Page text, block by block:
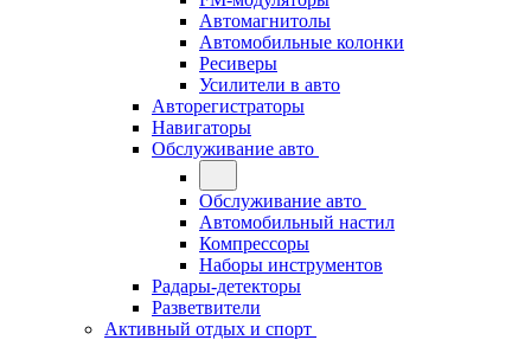
Автомагнитолы
Автомобильные колонки
Ресиверы
Усилители в авто
Авторегистраторы
Навигаторы
Обслуживание авто
Обслуживание авто
Автомобильный настил
Компрессоры
Наборы инструментов
Радары-детекторы
Разветвители
Активный отдых и спорт